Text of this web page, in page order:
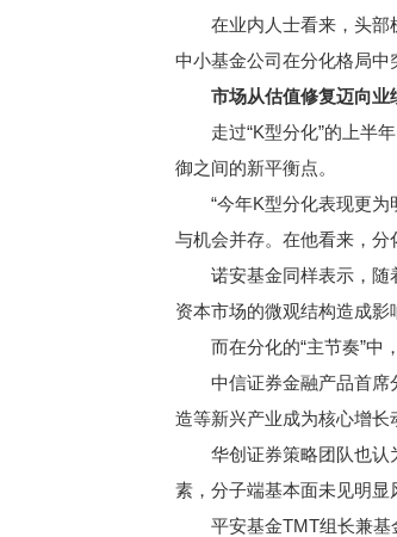
在业内人士看来，头部机
中小基金公司在分化格局中
市场从估值修复迈向业
走过“K型分化”的上半年
御之间的新平衡点。
“今年K型分化表现更为明
与机会并存。在他看来，分
诺安基金同样表示，随着
资本市场的微观结构造成影
而在分化的“主节奏”中，
中信证券金融产品首席分
造等新兴产业成为核心增长
华创证券策略团队也认为
素，分子端基本面未见明显
平安基金TMT组长兼基金